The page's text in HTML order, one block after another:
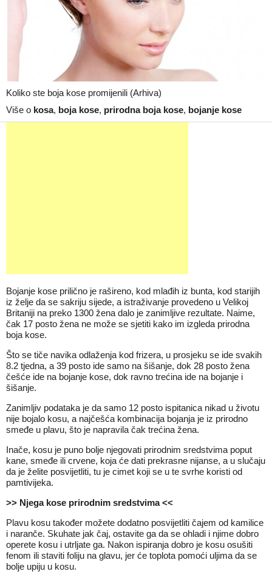
Koliko ste boja kose promijenili (Arhiva)
Više o kosa, boja kose, prirodna boja kose, bojanje kose
Bojanje kose prilično je rašireno, kod mlađih iz bunta, kod starijih
iz želje da se sakriju sijede, a istraživanje provedeno u Velikoj
Britaniji na preko 1300 žena dalo je zanimljive rezultate. Naime,
čak 17 posto žena ne može se sjetiti kako im izgleda prirodna
boja kose.
Što se tiče navika odlaženja kod frizera, u prosjeku se ide svakih
8.2 tjedna, a 39 posto ide samo na šišanje, dok 28 posto žena
češće ide na bojanje kose, dok ravno trećina ide na bojanje i
šišanje.
Zanimljiv podataka je da samo 12 posto ispitanica nikad u životu
nije bojalo kosu, a najčešća kombinacija bojanja je iz prirodno
smeđe u plavu, što je napravila čak trećina žena.
Inače, kosu je puno bolje njegovati prirodnim sredstvima poput
kane, smeđe ili crvene, koja će dati prekrasne nijanse, a u slučaju
da je želite posvijetliti, tu je cimet koji se u te svrhe koristi od
pamtivijeka.
>> Njega kose prirodnim sredstvima <<
Plavu kosu također možete dodatno posvijetliti čajem od kamilice
i naranče. Skuhate jak čaj, ostavite ga da se ohladi i njime dobro
operete kosu i utrljate ga. Nakon ispiranja dobro je kosu osušiti
fenom ili staviti foliju na glavu, jer će toplota pomoći uljima da se
bolje upiju u kosu.